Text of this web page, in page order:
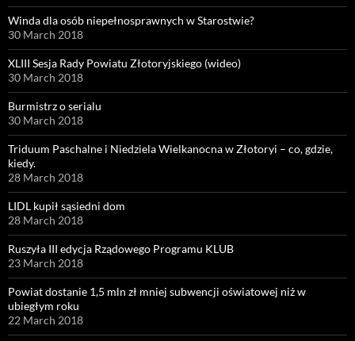
Winda dla osób niepełnosprawnych w Starostwie?
30 March 2018
XLIII Sesja Rady Powiatu Złotoryjskiego (wideo)
30 March 2018
Burmistrz o serialu
30 March 2018
Triduum Paschalne i Niedziela Wielkanocna w Złotoryi – co, gdzie,
kiedy.
28 March 2018
LIDL kupił sąsiedni dom
28 March 2018
Ruszyła III edycja Rządowego Programu KLUB
23 March 2018
Powiat dostanie 1,5 mln zł mniej subwencji oświatowej niż w
ubiegłym roku
22 March 2018